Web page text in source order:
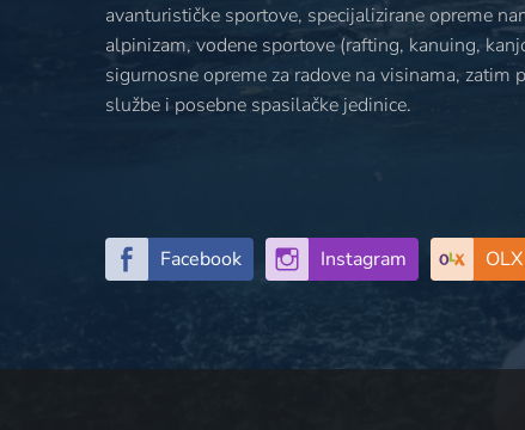
avanturističke sportove, specijalizirane opreme
alpinizam, vodene sportove (rafting, kanuing,
sigurnosne opreme za radove na visinama, zatim
službe i posebne spasilačke jedinice.
Facebook Instagram OLX